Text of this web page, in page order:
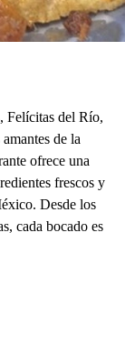
Felícitas del Río,
de la
ofrece una
frescos y
Desde los
cada bocado es